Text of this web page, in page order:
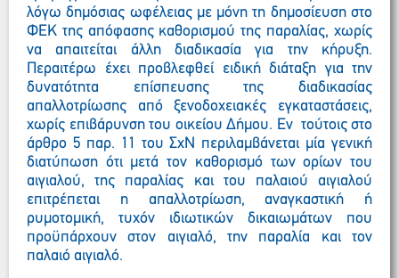
λόγω δημόσιας ωφέλειας με μόνη τη δημοσίευση στο
ΦΕΚ της απόφασης καθορισμού της παραλίας, χωρίς
να απαιτείται άλλη διαδικασία για την κήρυξη.
Περαιτέρω έχει προβλεφθεί ειδική διάταξη για την
δυνατότητα επίσπευσης της διαδικασίας
απαλλοτρίωσης από ξενοδοχειακές εγκαταστάσεις,
χωρίς επιβάρυνση του οικείου Δήμου. Εν τούτοις στο
άρθρο 5 παρ. 11 του ΣχΝ περιλαμβάνεται μία γενική
διατύπωση ότι μετά τον καθορισμό των ορίων του
αιγιαλού, της παραλίας και του παλαιού αιγιαλού
επιτρέπεται η απαλλοτρίωση, αναγκαστική ή
ρυμοτομική, τυχόν ιδιωτικών δικαιωμάτων που
προϋπάρχουν στον αιγιαλό, την παραλία και τον
παλαιό αιγιαλό.